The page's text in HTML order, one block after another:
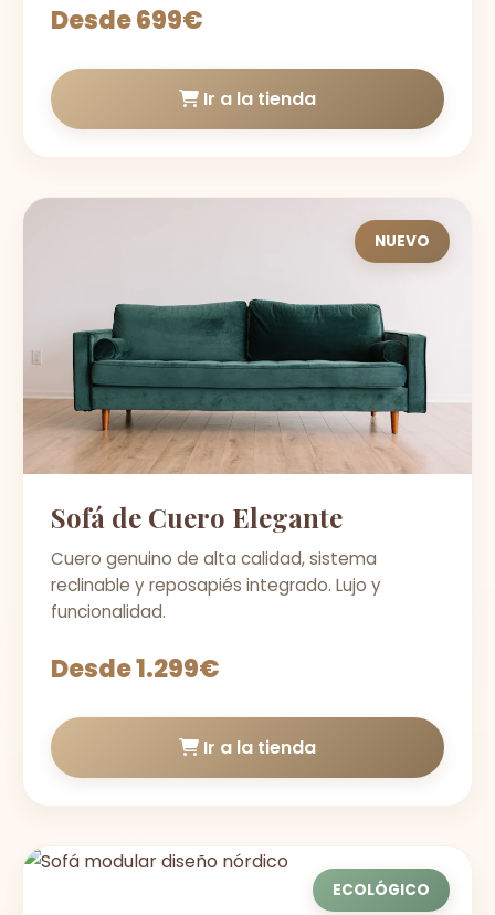
Desde 699€
Ir a la tienda
NUEVO
Sofá de Cuero Elegante
Cuero genuino de alta calidad, sistema
reclinable y reposapiés integrado. Lujo y
funcionalidad.
Desde 1.299€
Ir a la tienda
ECOLÓGICO